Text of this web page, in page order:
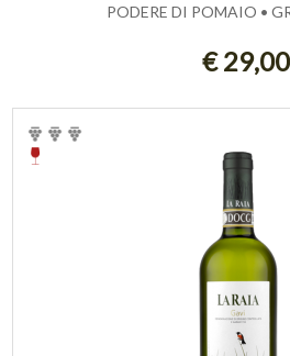
PODERE DI POMAIO •
€ 29,00